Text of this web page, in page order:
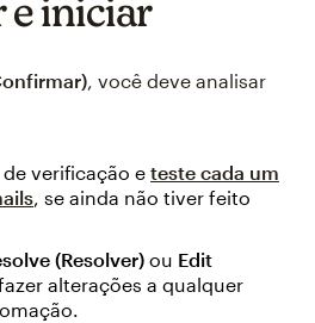
iniciar
, você deve analisar
de verificação e teste cada um
, se ainda não tiver feito
(Resolver) ou Edit
alterações a qualquer